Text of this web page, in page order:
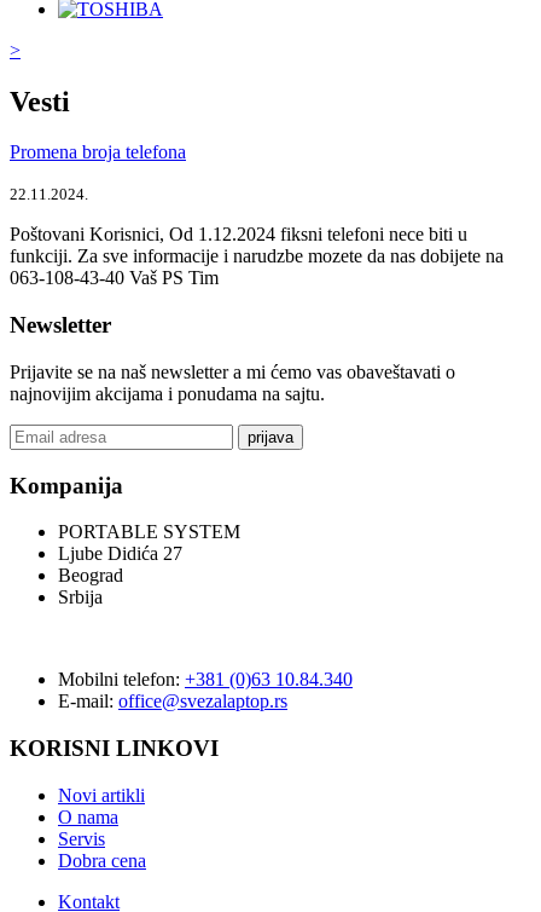
>
Vesti
Promena broja telefona
22.11.2024.
Poštovani Korisnici, Od 1.12.2024 fiksni telefoni nece biti u
funkciji. Za sve informacije i narudzbe mozete da nas dobijete na
063-108-43-40 Vaš PS Tim
Newsletter
Prijavite se na naš newsletter a mi ćemo vas obaveštavati o
najnovijim akcijama i ponudama na sajtu.
prijava
Kompanija
PORTABLE SYSTEM
Ljube Didića 27
Beograd
Srbija
Mobilni telefon: +381 (0)63 10.84.340
E-mail: office@svezalaptop.rs
KORISNI LINKOVI
Novi artikli
O nama
Servis
Dobra cena
Kontakt